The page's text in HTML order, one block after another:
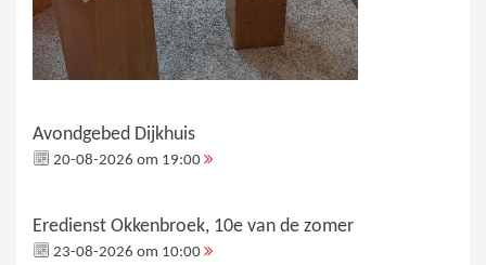
Avondgebed Dijkhuis
20-08-2026 om 19:00
Eredienst Okkenbroek, 10e van de zomer
23-08-2026 om 10:00